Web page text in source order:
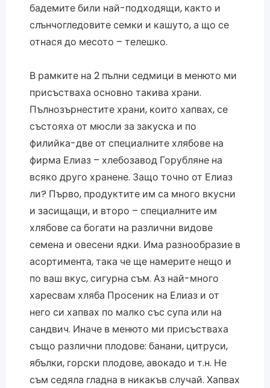
бадемите били най-подходящи, както и
слънчогледовите семки и кашуто, а що се
отнася до месото – телешко.
В рамките на 2 пълни седмици в менюто ми
присъстваха основно такива храни.
Пълнозърнестите храни, които хапвах, се
състояха от мюсли за закуска и по
филийка-две от специалните хлябове на
фирма Елиаз – хлебозавод Горубляне на
всяко друго хранене. Защо точно от Елиаз
ли? Първо, продуктите им са много вкусни
и засищащи, и второ – специалните им
хлябове са богати на различни видове
семена и овесени ядки. Има разнообразие в
асортимента, така че ще намерите нещо и
по ваш вкус, сигурна съм. Аз най-много
харесвам хляба Просеник на Елиаз и от
него си хапвах по малко със супа или на
сандвич. Иначе в менюто ми присъстваха
също различни плодове: банани, цитруси,
ябълки, горски плодове, авокадо и т.н. Не
съм седяла гладна в никакъв случай. Хапвах